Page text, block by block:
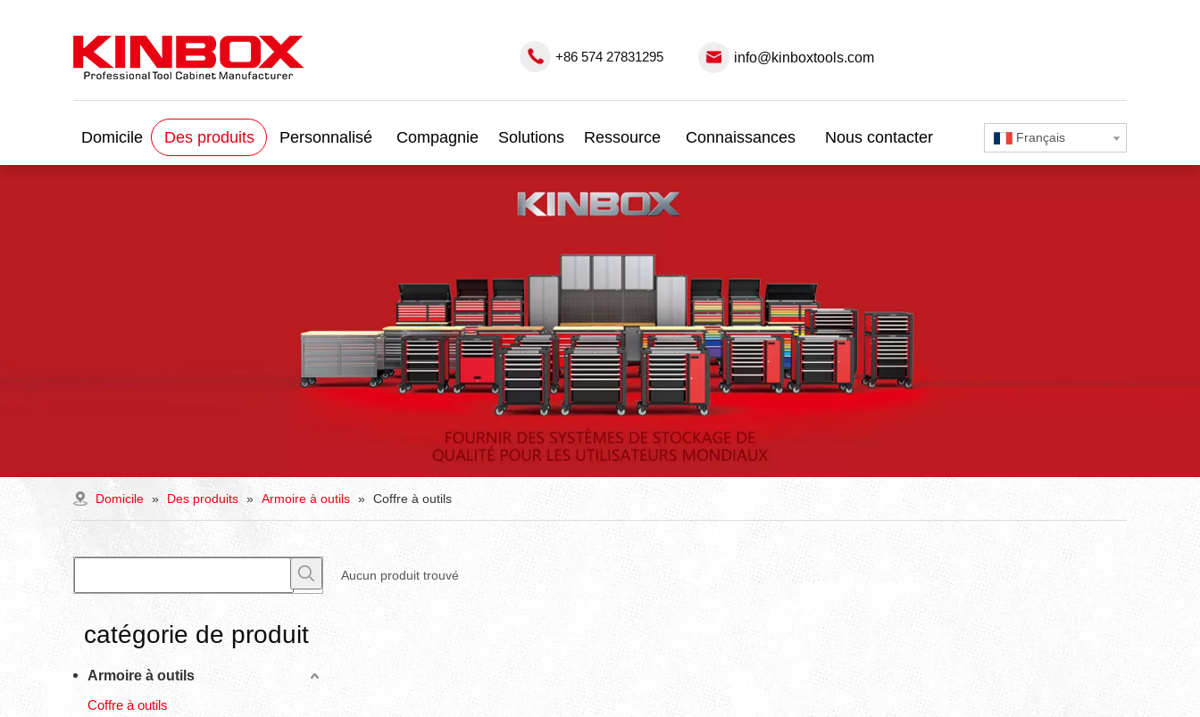
+86 574 27831295 info@kinboxtools.com
Domicile Des produits Personnalisé Compagnie Solutions Ressource Connaissances Nous contacter Français
Domicile » Des produits » Armoire à outils » Coffre à outils
catégorie de produit
Armoire à outils
Coffre à outils
Aucun produit trouvé